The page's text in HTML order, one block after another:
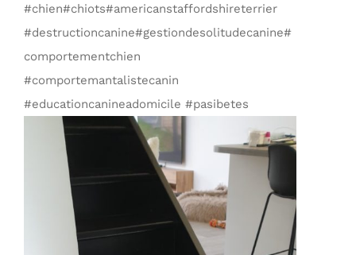
#chien#chiots#americanstaffordshireterrier
#destructioncanine#gestiondesolitudecanine#
comportementchien
#comportemantalistecanin
#educationcanineadomicile #pasibetes